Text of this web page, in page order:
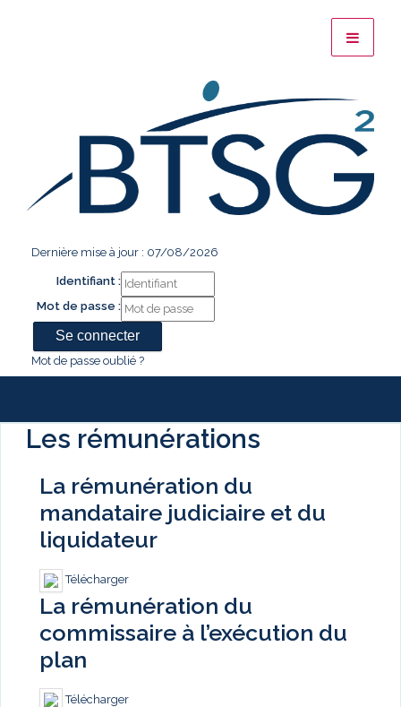
Dernière mise à jour : 07/08/2026
Identifiant :
Mot de passe :
Mot de passe oublié ?
Les rémunérations
La rémunération du
mandataire judiciaire et du
liquidateur
Télécharger
La rémunération du
commissaire à l’exécution du
plan
Télécharger